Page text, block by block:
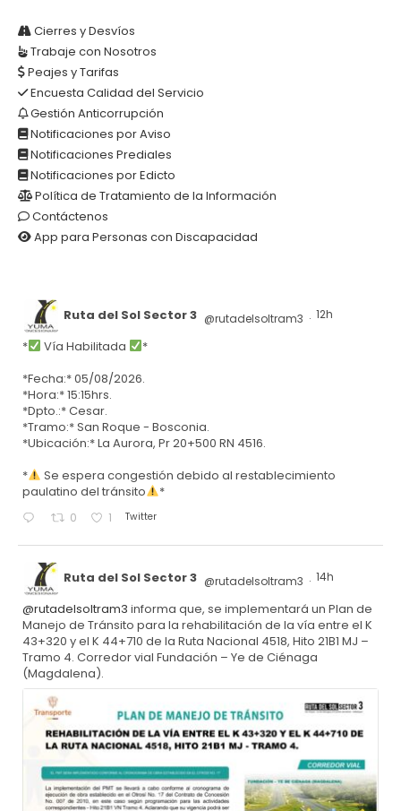
Cierres y Desvíos
Trabaje con Nosotros
Peajes y Tarifas
Encuesta Calidad del Servicio
Gestión Anticorrupción
Notificaciones por Aviso
Notificaciones Prediales
Notificaciones por Edicto
Política de Tratamiento de la Información
Contáctenos
App para Personas con Discapacidad
Ruta del Sol Sector 3 @rutadelsoltram3 · 12h
* Vía Habilitada
*
*Fecha:* 05/08/2026.
*Hora:* 15:15hrs.
*Dpto.:* Cesar.
*Tramo:* San Roque - Bosconia.
*Ubicación:* La Aurora, Pr 20+500 RN 4516.
*
Se espera congestión debido al restablecimiento
paulatino del tránsito
*
0 1 Twitter
Ruta del Sol Sector 3 @rutadelsoltram3 · 14h
@rutadelsoltram3 informa que, se implementará un Plan de
Manejo de Tránsito para la rehabilitación de la vía entre el K
43+320 y el K 44+710 de la Ruta Nacional 4518, Hito 21B1 MJ –
Tramo 4. Corredor vial Fundación – Ye de Ciénaga
(Magdalena).